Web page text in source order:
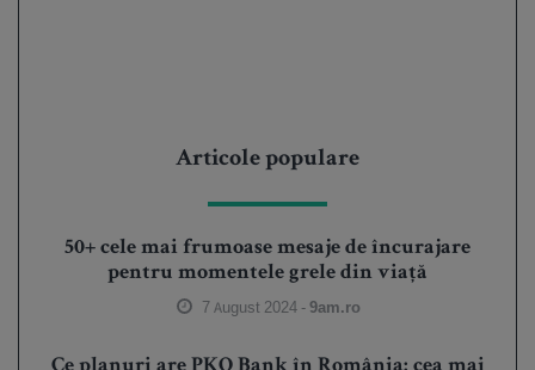
Articole populare
50+ cele mai frumoase mesaje de încurajare
pentru momentele grele din viață
7 August 2024 -9am.ro